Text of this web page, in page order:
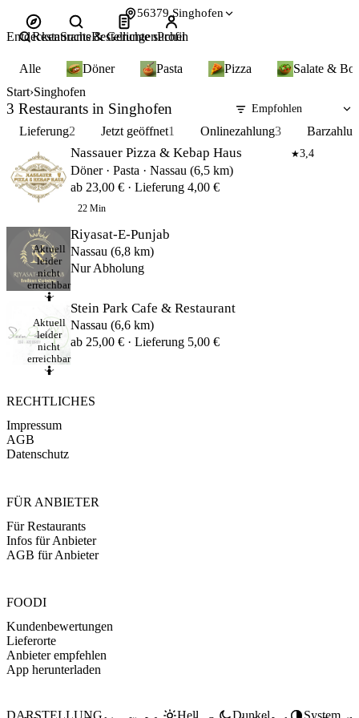
56379 Singhofen
Restaurants & Gerichte suchen
Alle Döner Pasta Pizza
Salate &
Start Singhofen
3 Restaurants in Singhofen
Lieferung2 Jetzt geöffnet1 Onlinezahlung3
Nassauer Pizza & Kebap Haus ★3,4
Döner · Pasta · Nassau (6,5 km)
ab 23,00 € · Lieferung 4,00 €
22 Min
Riyasat-E-Punjab
Nassau (6,8 km)
Nur Abholung
Aktuell
leider
nicht
erreichbar
🤷
Stein Park Cafe & Restaurant
Nassau (6,6 km)
ab 25,00 € · Lieferung 5,00 €
Aktuell
leider
nicht
erreichbar
🤷
RECHTLICHES
Impressum
AGB
Datenschutz
FÜR ANBIETER
Für Restaurants
Infos für Anbieter
AGB für Anbieter
FOODI
Kundenbewertungen
Lieferorte
Anbieter empfehlen
App herunterladen
DARSTELLUNG Hell Dunkel System
EntdeckenSucheBestellungenProfil